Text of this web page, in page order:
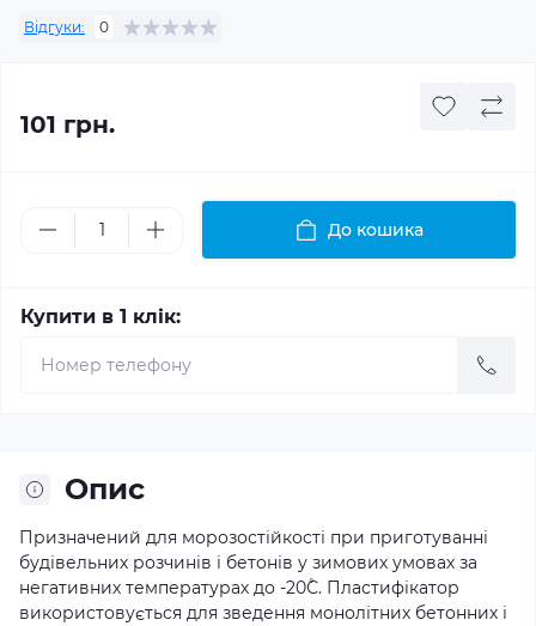
Відгуки: 0
101 грн.
До кошика
Купити в 1 клік:
Опис
Призначений для морозостійкості при приготуванні
будівельних розчинів і бетонів у зимових умовах за
негативних температурах до -20˚С. Пластифікатор
використовується для зведення монолітних бетонних і